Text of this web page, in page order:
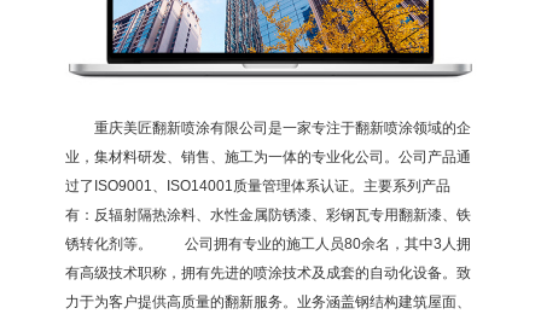
重庆美匠翻新喷涂有限公司是一家专注于翻新喷涂领域的企
业，集材料研发、销售、施工为一体的专业化公司。公司产品通
过了ISO9001、ISO14001质量管理体系认证。主要系列产品
有：反辐射隔热涂料、水性金属防锈漆、彩钢瓦专用翻新漆、铁
锈转化剂等。 公司拥有专业的施工人员80余名，其中3人拥
有高级技术职称，拥有先进的喷涂技术及成套的自动化设备。致
力于为客户提供高质量的翻新服务。业务涵盖钢结构建筑屋面、